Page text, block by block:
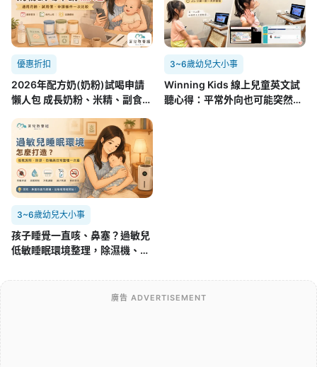
優惠折扣
2026年配方奶(奶粉)試喝申請
懶人包 成長奶粉、米精、副食品
3~6歲幼兒大小事
Winning Kids 線上兒童英文試
聽心得：平常外向也可能突然不
3~6歲幼兒大小事
孩子睡覺一直咳、鼻塞？過敏兒
低敏睡眠環境整理，除濕機、空
廣告 ADVERTISEMENT